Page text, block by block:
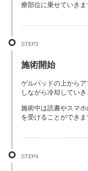
療部位に乗せていきま
STEP3
施術開始
ゲルパッドの上から
しながら冷却していき
施術中は読書やスマ
を受けることができま
STEP4